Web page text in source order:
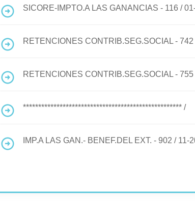
SICORE-IMPTO.A LAS GANANCIAS - 116 /
RETENCIONES CONTRIB.SEG.SOCIAL - 742
RETENCIONES CONTRIB.SEG.SOCIAL - 755
**************************************************** /
IMP.A LAS GAN.- BENEF.DEL EXT. - 902 / 11-